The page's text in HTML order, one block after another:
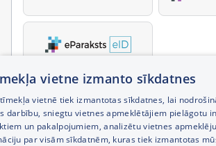
vietne izmanto sīkdatnes
vietnē tiek izmantotas sīkdatnes, lai
darbību, sniegtu vietnes apmeklētājiem pielāgotu
un pakalpojumiem, analizētu vietnes
par visām sīkdatnēm, kuras tiek izmantotas